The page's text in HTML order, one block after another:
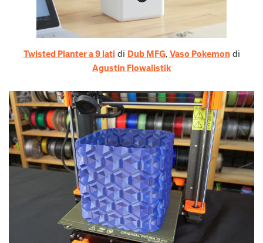
Twisted Planter a 9 latidi Dub MFG, Vaso Pokemon di
Agustin Flowalistik